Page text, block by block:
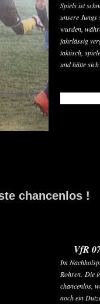
Spiels ist
unsere Jungs
wurden,
fahrlässig
taktisch,
und hätte
chancenlos !
VfR
Im
Rohren. Die
chancenlos,
noch ein